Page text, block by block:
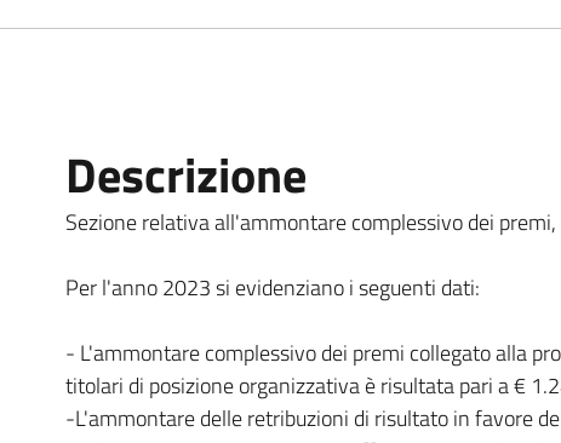
Descrizione
Sezione relativa all'ammontare complessivo dei
Per l'anno 2023 si evidenziano i seguenti dati:
- L'ammontare complessivo dei premi collegato alla
titolari di posizione organizzativa è risultata pari a €
-L'ammontare delle retribuzioni di risultato in favore